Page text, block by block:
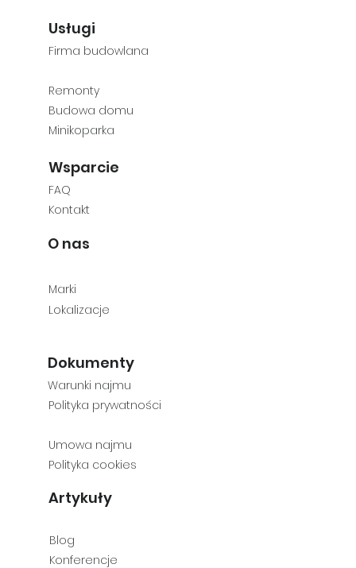
Usługi
Firma budowlana
Remonty
Budowa domu
Minikoparka
Wsparcie
FAQ
Kontakt
O nas
Marki
Lokalizacje
Dokumenty
Warunki najmu
Polityka prywatności
Umowa najmu
Polityka cookies
Artykuły
Blog
Konferencje